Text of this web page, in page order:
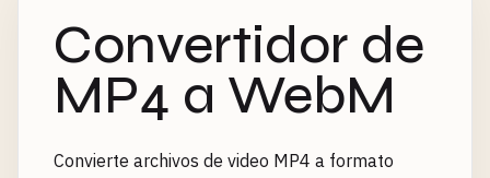
Convertidor de
MP4 a WebM
Convierte archivos de video MP4 a formato